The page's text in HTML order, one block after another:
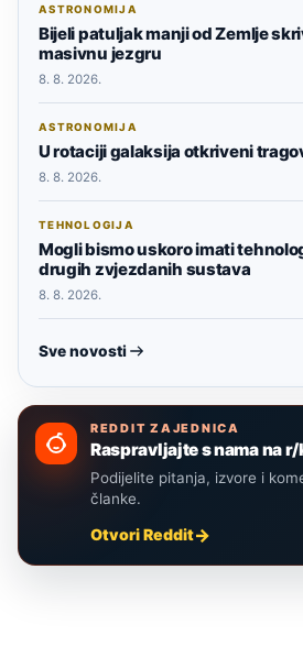
ASTRONOMIJA
Bijeli patuljak manji od Zemlje
masivnu jezgru
8. 8. 2026.
ASTRONOMIJA
U rotaciji galaksija otkriveni
8. 8. 2026.
TEHNOLOGIJA
Mogli bismo uskoro imati
drugih zvjezdanih sustava
8. 8. 2026.
Sve novosti
REDDIT ZAJEDNICA
Raspravljajte s nama na
Podijelite pitanja, izvore i
članke.
Otvori Reddit